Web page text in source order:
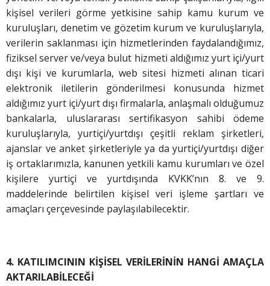
kişisel verileri görme yetkisine sahip kamu kurum ve
kuruluşları, denetim ve gözetim kurum ve kuruluşlarıyla,
verilerin saklanması için hizmetlerinden faydalandığımız,
fiziksel server ve/veya bulut hizmeti aldığımız yurt içi/yurt
dışı kişi ve kurumlarla, web sitesi hizmeti alınan ticari
elektronik iletilerin gönderilmesi konusunda hizmet
aldığımız yurt içi/yurt dışı firmalarla, anlaşmalı olduğumuz
bankalarla, uluslararası sertifikasyon sahibi ödeme
kuruluşlarıyla, yurtiçi/yurtdışı çeşitli reklam şirketleri,
ajanslar ve anket şirketleriyle ya da yurtiçi/yurtdışı diğer
iş ortaklarımızla, kanunen yetkili kamu kurumları ve özel
kişilere yurtiçi ve yurtdışında KVKK’nın 8. ve 9.
maddelerinde belirtilen kişisel veri işleme şartları ve
amaçları çerçevesinde paylaşılabilecektir.
4. KATILIMCININ KİŞİSEL VERİLERİNİN HANGİ AMAÇLA
AKTARILABİLECEĞİ